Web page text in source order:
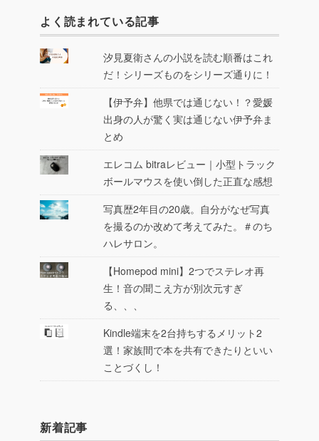
よく読まれている記事
汐見夏衛さんの小説を読む順番はこれ
だ！シリーズものをシリーズ通りに！
【伊予弁】他県では通じない！？愛媛
出身の人が驚く実は通じない伊予弁ま
とめ
エレコム bitraレビュー｜小型トラック
ボールマウスを使い倒した正直な感想
写真歴2年目の20歳。自分がなぜ写真
を撮るのか改めて考えてみた。＃のち
ハレサロン。
【Homepod mini】2つでステレオ再
生！音の聞こえ方が別次元すぎ
る、、、
Kindle端末を2台持ちするメリット2
選！家族間で本を共有できたりといい
ことづくし！
新着記事